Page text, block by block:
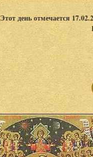
Этот день отмечается